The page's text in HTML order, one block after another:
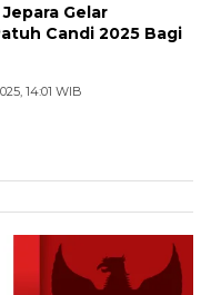
Gelar
Candi 2025 Bagi
14:01 WIB